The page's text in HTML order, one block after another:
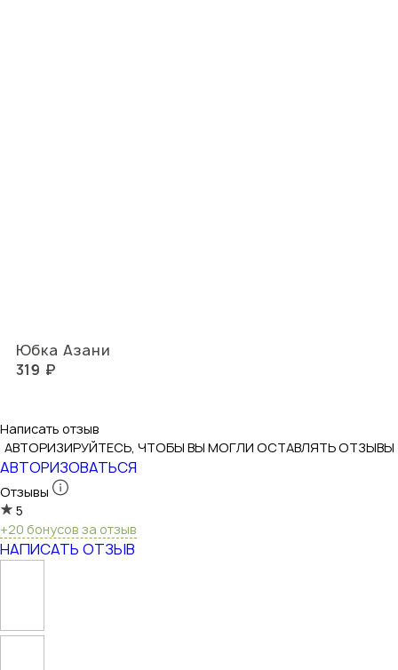
Юбка Азани
319 ₽
Написать отзыв
АВТОРИЗИРУЙТЕСЬ, ЧТОБЫ ВЫ МОГЛИ ОСТАВЛЯТЬ ОТЗЫВЫ
АВТОРИЗОВАТЬСЯ
Отзывы
5
+20 бонусов за отзыв
НАПИСАТЬ ОТЗЫВ